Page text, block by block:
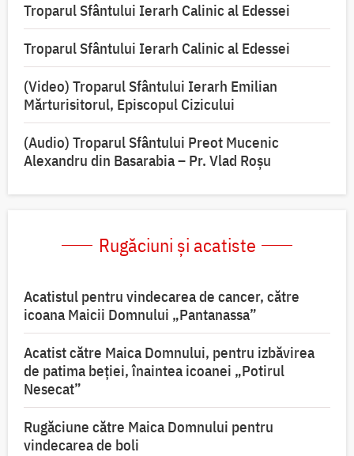
Troparul Sfântului Ierarh Calinic al Edessei
Troparul Sfântului Ierarh Calinic al Edessei
(Video) Troparul Sfântului Ierarh Emilian
Mărturisitorul, Episcopul Cizicului
(Audio) Troparul Sfântului Preot Mucenic
Alexandru din Basarabia – Pr. Vlad Roșu
Rugăciuni și acatiste
Acatistul pentru vindecarea de cancer, către
icoana Maicii Domnului „Pantanassa”
Acatist către Maica Domnului, pentru izbăvirea
de patima beției, înaintea icoanei „Potirul
Nesecat”
Rugăciune către Maica Domnului pentru
vindecarea de boli